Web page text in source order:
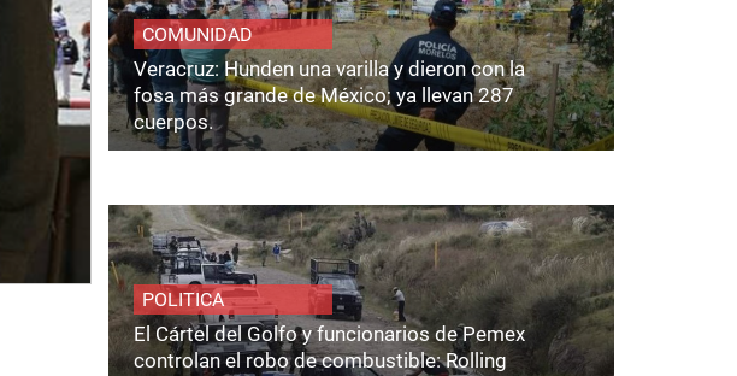
COMUNIDAD
Veracruz: Hunden una varilla y dieron con la
fosa más grande de México; ya llevan 287
cuerpos.
POLITICA
El Cártel del Golfo y funcionarios de Pemex
controlan el robo de combustible: Rolling